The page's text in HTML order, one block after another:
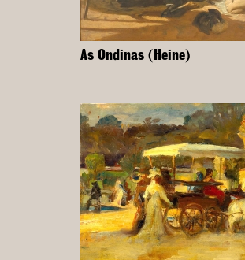
As Ondinas (Heine)